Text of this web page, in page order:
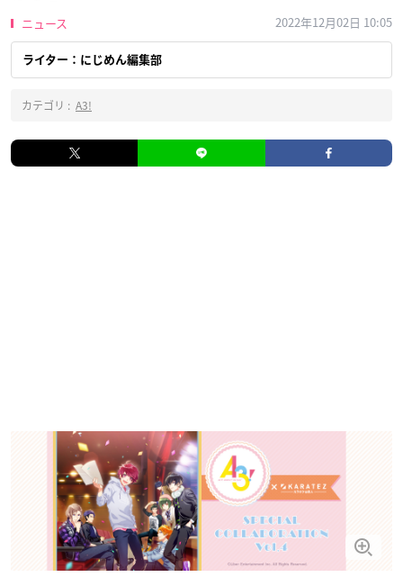
ニュース 2022年12月02日 10:05
ライター：にじめん編集部
カテゴリ : A3!